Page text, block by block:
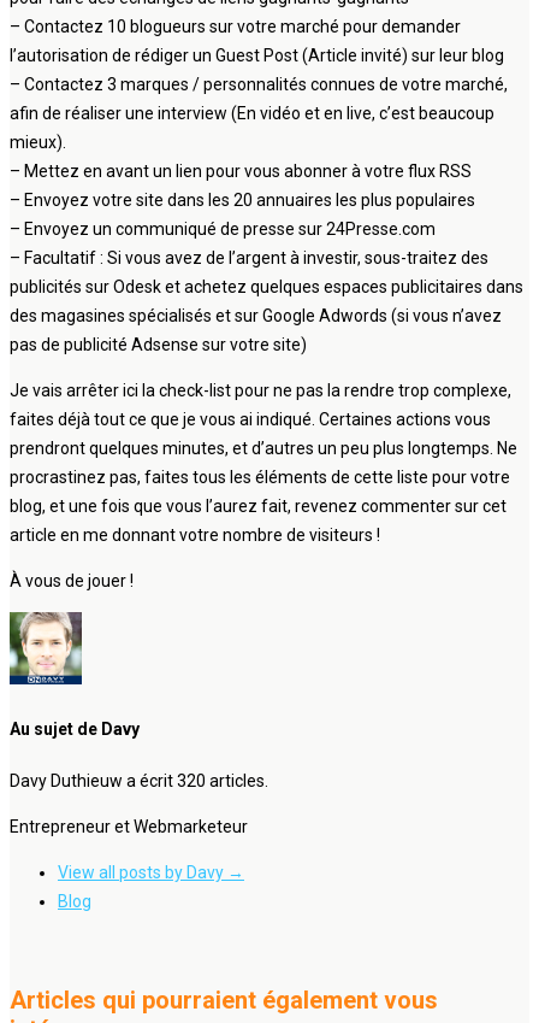
– Contactez 10 blogueurs sur votre marché pour demander
l’autorisation de rédiger un Guest Post (Article invité) sur leur blog
– Contactez 3 marques / personnalités connues de votre marché,
afin de réaliser une interview (En vidéo et en live, c’est beaucoup
mieux).
– Mettez en avant un lien pour vous abonner à votre flux RSS
– Envoyez votre site dans les 20 annuaires les plus populaires
– Envoyez un communiqué de presse sur 24Presse.com
– Facultatif : Si vous avez de l’argent à investir, sous-traitez des
publicités sur Odesk et achetez quelques espaces publicitaires dans
des magasines spécialisés et sur Google Adwords (si vous n’avez
pas de publicité Adsense sur votre site)
Je vais arrêter ici la check-list pour ne pas la rendre trop complexe,
faites déjà tout ce que je vous ai indiqué. Certaines actions vous
prendront quelques minutes, et d’autres un peu plus longtemps. Ne
procrastinez pas, faites tous les éléments de cette liste pour votre
blog, et une fois que vous l’aurez fait, revenez commenter sur cet
article en me donnant votre nombre de visiteurs !
À vous de jouer !
Au sujet de Davy
Davy Duthieuw a écrit 320 articles.
Entrepreneur et Webmarketeur
View all posts by Davy →
Blog
Articles qui pourraient également vous